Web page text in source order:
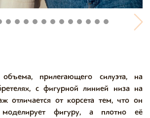
прилегающего силуэта, на
с фигурной линией низа на
отличается от корсета тем, что он
фигуру, а плотно её